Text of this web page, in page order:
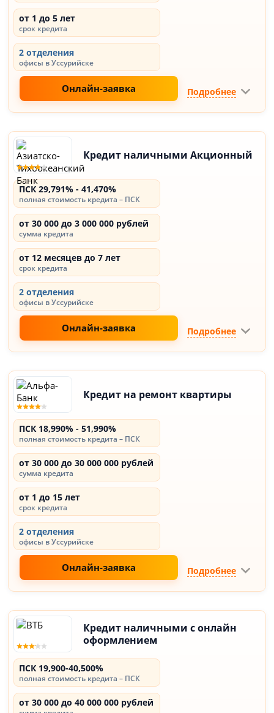
от 1 до 5 лет
срок кредита
2 отделения
офисы в Уссурийске
Онлайн-заявка Подробнее
Кредит наличными Акционный
ПСК 29,791% - 41,470%
полная стоимость кредита – ПСК
от 30 000 до 3 000 000 рублей
сумма кредита
от 12 месяцев до 7 лет
срок кредита
2 отделения
офисы в Уссурийске
Онлайн-заявка Подробнее
Кредит на ремонт квартиры
ПСК 18,990% - 51,990%
полная стоимость кредита – ПСК
от 30 000 до 30 000 000 рублей
сумма кредита
от 1 до 15 лет
срок кредита
2 отделения
офисы в Уссурийске
Онлайн-заявка Подробнее
Кредит наличными с онлайн
оформлением
ПСК 19,900-40,500%
полная стоимость кредита – ПСК
от 30 000 до 40 000 000 рублей